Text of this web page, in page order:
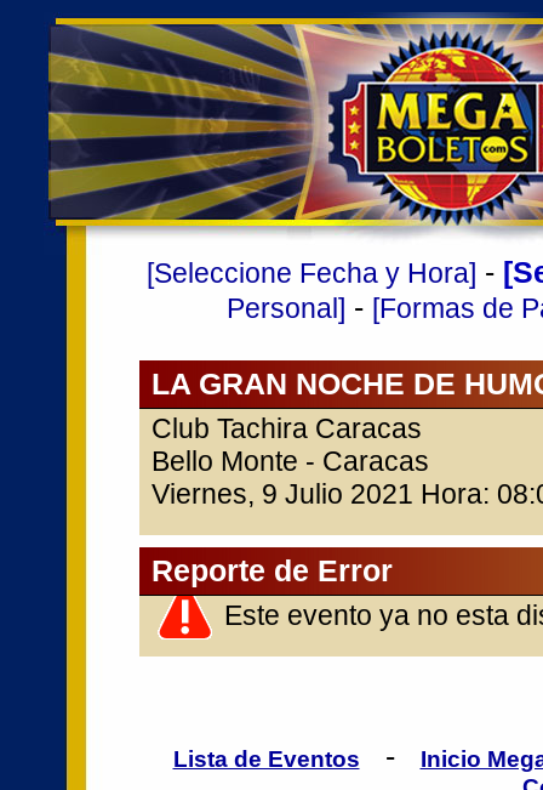
[Seleccione Fecha y Hora] -
Personal] - [Formas de
LA GRAN NOCHE DE
Club Tachira Caracas
Bello Monte - Caracas
Viernes, 9 Julio 2021 Hora:
Reporte de Error
Este evento ya no esta
Lista de Eventos -
Inicio